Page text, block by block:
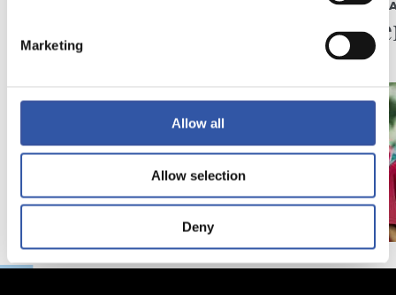
Marketing
Allow all
Allow selection
Deny
verano!
UDARA
La